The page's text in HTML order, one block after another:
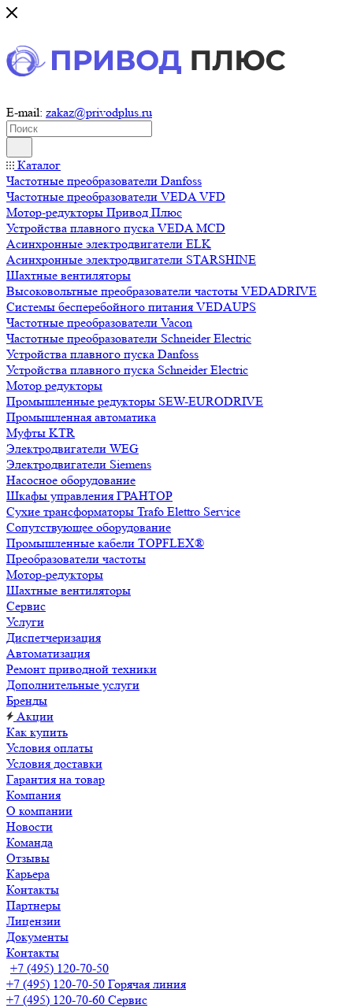
E-mail: zakaz@privodplus.ru
Каталог
Частотные преобразователи Danfoss
Частотные преобразователи VEDA VFD
Мотор-редукторы Привод Плюс
Устройства плавного пуска VEDA MCD
Асинхронные электродвигатели ELK
Асинхронные электродвигатели STARSHINE
Шахтные вентиляторы
Высоковольтные преобразователи частоты VEDADRIVE
Системы бесперебойного питания VEDAUPS
Частотные преобразователи Vacon
Частотные преобразователи Schneider Electric
Устройства плавного пуска Danfoss
Устройства плавного пуска Schneider Electric
Мотор редукторы
Промышленные редукторы SEW-EURODRIVE
Промышленная автоматика
Муфты KTR
Электродвигатели WEG
Электродвигатели Siemens
Насосное оборудование
Шкафы управления ГРАНТОР
Сухие трансформаторы Trafo Elettro Service
Сопутствующее оборудование
Промышленные кабели TOPFLEX®
Преобразователи частоты
Мотор-редукторы
Шахтные вентиляторы
Сервис
Услуги
Диспетчеризация
Автоматизация
Ремонт приводной техники
Дополнительные услуги
Бренды
Акции
Как купить
Условия оплаты
Условия доставки
Гарантия на товар
Компания
О компании
Новости
Команда
Отзывы
Карьера
Контакты
Партнеры
Лицензии
Документы
Контакты
+7 (495) 120-70-50
+7 (495) 120-70-50 Горячая линия
+7 (495) 120-70-60 Сервис